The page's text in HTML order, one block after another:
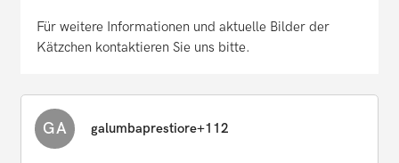
Für weitere Informationen und aktuelle Bilder der
Kätzchen kontaktieren Sie uns bitte.
GA galumbaprestiore+112